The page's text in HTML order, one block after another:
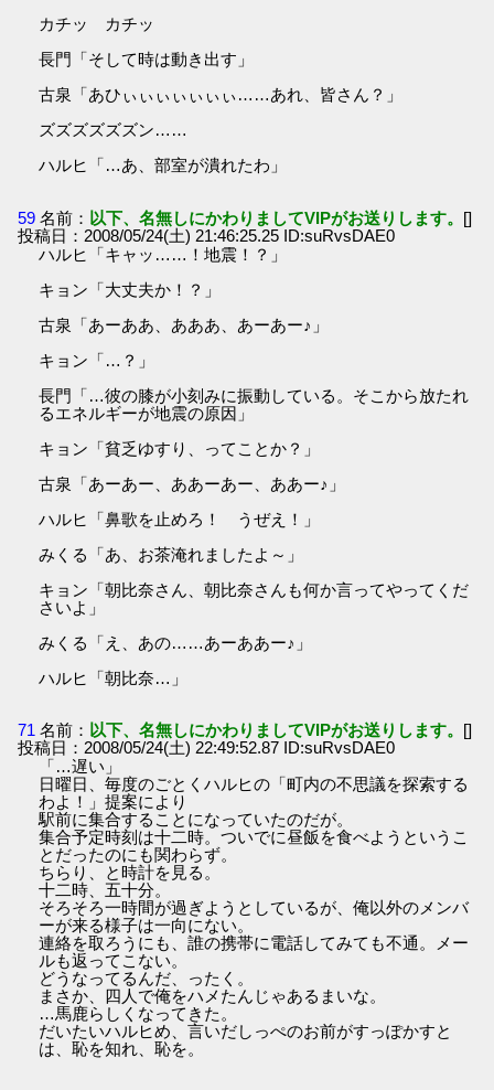
カチッ カチッ
長門「そして時は動き出す」
古泉「あひぃぃぃぃぃぃぃ……あれ、皆さん？」
ズズズズズズン……
ハルヒ「…あ、部室が潰れたわ」
59 名前： 以下、名無しにかわりましてVIPがお送りします。 []
投稿日：2008/05/24(土) 21:46:25.25 ID:suRvsDAE0
ハルヒ「キャッ……！地震！？」
キョン「大丈夫か！？」
古泉「あーああ、あああ、あーあー♪」
キョン「…？」
長門「…彼の膝が小刻みに振動している。そこから放たれ
るエネルギーが地震の原因」
キョン「貧乏ゆすり、ってことか？」
古泉「あーあー、ああーあー、ああー♪」
ハルヒ「鼻歌を止めろ！ うぜえ！」
みくる「あ、お茶淹れましたよ～」
キョン「朝比奈さん、朝比奈さんも何か言ってやってくだ
さいよ」
みくる「え、あの……あーああー♪」
ハルヒ「朝比奈…」
71 名前： 以下、名無しにかわりましてVIPがお送りします。 []
投稿日：2008/05/24(土) 22:49:52.87 ID:suRvsDAE0
「…遅い」
日曜日、毎度のごとくハルヒの「町内の不思議を探索する
わよ！」提案により
駅前に集合することになっていたのだが。
集合予定時刻は十二時。ついでに昼飯を食べようというこ
とだったのにも関わらず。
ちらり、と時計を見る。
十二時、五十分。
そろそろ一時間が過ぎようとしているが、俺以外のメンバ
ーが来る様子は一向にない。
連絡を取ろうにも、誰の携帯に電話してみても不通。メー
ルも返ってこない。
どうなってるんだ、ったく。
まさか、四人で俺をハメたんじゃあるまいな。
…馬鹿らしくなってきた。
だいたいハルヒめ、言いだしっぺのお前がすっぽかすと
は、恥を知れ、恥を。